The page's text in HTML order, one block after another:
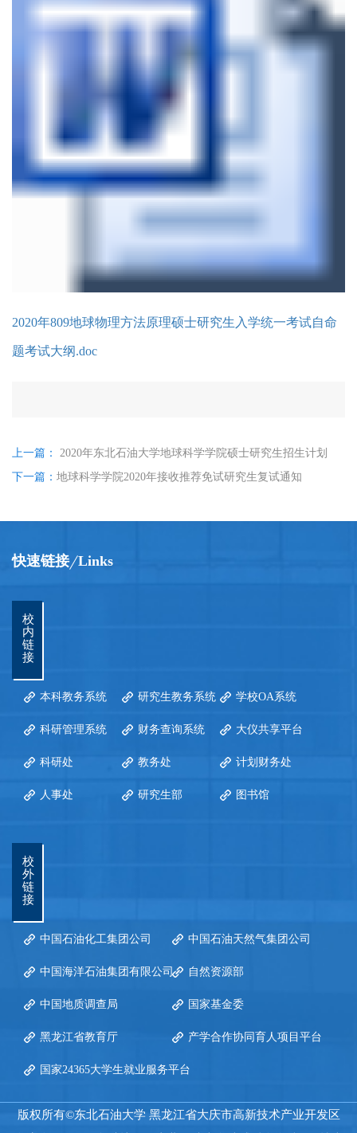
2020年809地球物理方法原理硕士研究生入学统一考试自命
题考试大纲.doc
上一篇： 2020年东北石油大学地球科学学院硕士研究生招生计划
下一篇： 地球科学学院2020年接收推荐免试研究生复试通知
快速链接 Links
校
内
链
接
本科教务系统 研究生教务系统 学校OA系统
科研管理系统 财务查询系统 大仪共享平台
科研处 教务处 计划财务处
人事处 研究生部 图书馆
校
外
链
接
中国石油化工集团公司 中国石油天然气集团公司
中国海洋石油集团有限公司 自然资源部
中国地质调查局 国家基金委
黑龙江省教育厅 产学合作协同育人项目平台
国家24365大学生就业服务平台
版权所有©东北石油大学 黑龙江省大庆市高新技术产业开发区